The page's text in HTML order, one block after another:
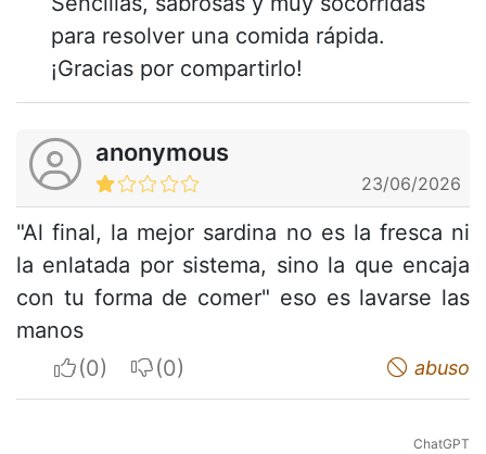
para resolver una comida rápida.
¡Gracias por compartirlo!
anonymous
23/06/2026
"Al final, la mejor sardina no es la fresca ni
la enlatada por sistema, sino la que encaja
con tu forma de comer" eso es lavarse las
manos
I apreciateI do not appreciate abuso
ChatGPT